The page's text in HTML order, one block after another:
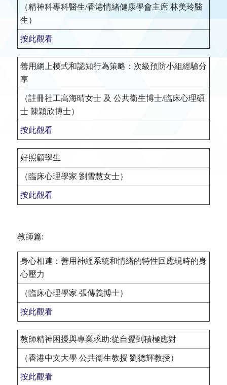
（精神科專科醫生/香港情緒健康學會主席 林美玲醫
生）
按此觀看
善用網上模式和認知行為策略：次級預防小組經驗分
享
（註冊社工高海晴女士 及 公共衞生博士/臨床心理碩
士 陳穎欣博士）
按此觀看
好照顧學生
（臨床心理學家 劉雪慧女士）
按此觀看
教師篇:
身心相連：善用神經系統和情緒的特性回應現時的身
心壓力
（臨床心理學家 張傳義博士）
按此觀看
教師精神困擾與專業求助:從自覺到積極應對
（香港中文大學 公共衞生教授 劉德輝教授）
按此觀看